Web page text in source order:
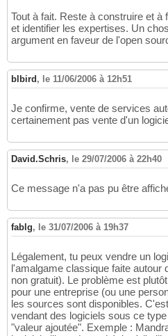
Tout à fait. Reste à construire et
et identifier les expertises. Un
argument en faveur de l'open
blbird , le 11/06/2006 à 12h51
Je confirme, vente de services
certainement pas vente d'un
David.Schris, le 29/07/2006 à 22h40
Ce message n'a pas pu être
fablg, le 31/07/2006 à 19h37
Légalement, tu peux vendre un
l'amalgame classique faite autour
non gratuit). Le problème est
pour une entreprise (ou une
les sources sont disponibles.
vendant des logiciels sous ce
"valeur ajoutée". Exemple :